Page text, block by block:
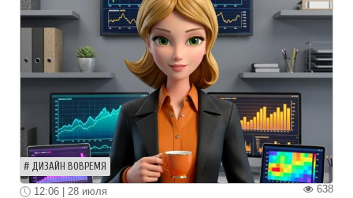
ДИЗАЙН ВОВРЕМЯ
638
12:06 | 28 июля